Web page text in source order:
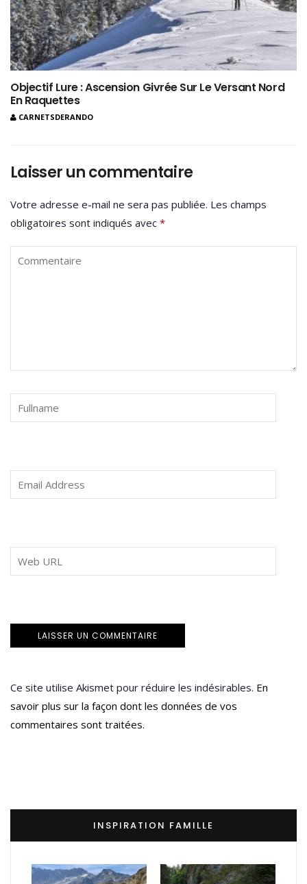
Objectif Lure : Ascension Givrée Sur Le Versant Nord
En Raquettes
CARNETSDERANDO
Laisser un commentaire
Votre adresse e-mail ne sera pas publiée. Les champs
obligatoires sont indiqués avec *
Ce site utilise Akismet pour réduire les indésirables. En
savoir plus sur la façon dont les données de vos
commentaires sont traitées.
INSPIRATION FAMILLE